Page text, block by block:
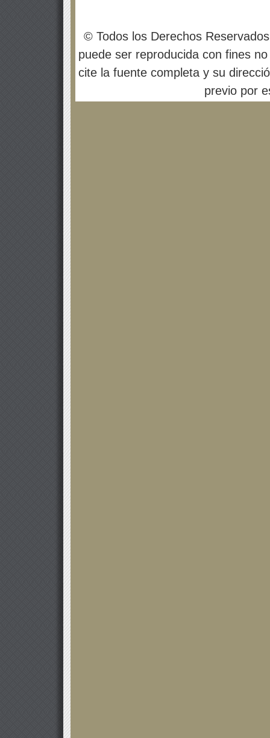
© Todos los Derechos
puede ser reproducida con fines
cite la fuente completa y su
previo por